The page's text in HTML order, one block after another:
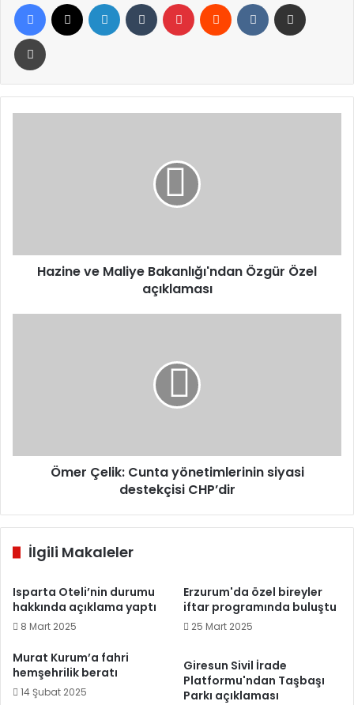
Facebook LinkedIn Tumblr Pinterest Reddit VKontakte
Yazdır
Hazine ve Maliye Bakanlığı'ndan Özgür Özel
açıklaması
Ömer Çelik: Cunta yönetimlerinin siyasi
destekçisi CHP’dir
İlgili Makaleler
Isparta Oteli’nin durumu
hakkında açıklama yaptı
8 Mart 2025
Erzurum'da özel bireyler
iftar programında buluştu
25 Mart 2025
Murat Kurum’a fahri
hemşehrilik beratı
14 Şubat 2025
Giresun Sivil İrade
Platformu'ndan Taşbaşı
Parkı açıklaması